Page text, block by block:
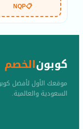
📋
NQP
كوبونالخصم
موقعك الأول لأفضل
السعودية والعالمية.